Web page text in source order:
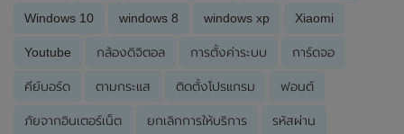
Windows 10 windows 8 windows xp Xiaomi
Youtube กล้องดิจิตอล การตั้งค่าระบบ การ์ดจอ
คีย์บอร์ด ตามกระแส ติดตั้งโปรแกรม ฟอนต์
ภัยจากอินเตอร์เน็ต ยกเลิกการให้บริการ รหัสผ่าน